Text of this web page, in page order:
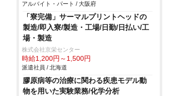
アルバイト・パート / 大阪府
「寮完備」サーマルプリントヘッドの
製造/即入寮/製造・工場/日勤/日払い/工
場・製造
株式会社京栄センター
時給1,200円～1,500円
派遣社員 / 北海道
膠原病等の治療に関わる疾患モデル動
物を用いた実験業務/化学分析